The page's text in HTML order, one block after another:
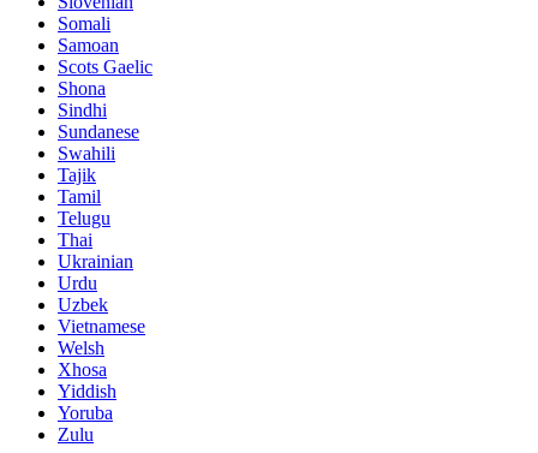
Somali
Samoan
Scots Gaelic
Shona
Sindhi
Sundanese
Swahili
Tajik
Tamil
Telugu
Thai
Ukrainian
Urdu
Uzbek
Vietnamese
Welsh
Xhosa
Yiddish
Yoruba
Zulu